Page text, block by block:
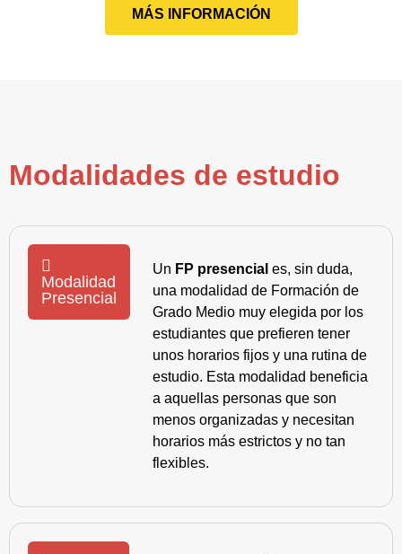
MÁS INFORMACIÓN
Modalidades de estudio
Modalidad
Presencial
Un FP presencial es, sin duda,
una modalidad de Formación de
Grado Medio muy elegida por los
estudiantes que prefieren tener
unos horarios fijos y una rutina de
estudio. Esta modalidad beneficia
a aquellas personas que son
menos organizadas y necesitan
horarios más estrictos y no tan
flexibles.